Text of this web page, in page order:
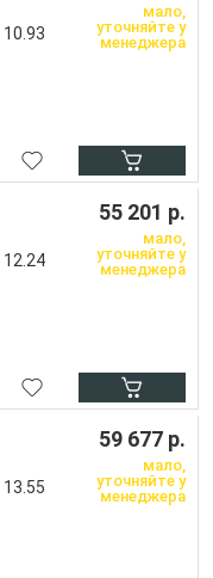
10.93
мало,
уточняйте у
менеджера
12.24
55 201 р.
мало,
уточняйте у
менеджера
13.55
59 677 р.
мало,
уточняйте у
менеджера